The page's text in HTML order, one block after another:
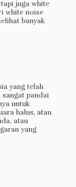
juga white
white noise
banyak
yang telah
sangat pandai
untuk
halus, atau
atau
yang